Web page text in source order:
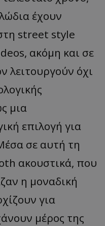
έχουν
street style
ακόμη και σε
λειτουργούν όχι
μια
επιλογή για
σε αυτή τη
ακουστικά, που
η μοναδική
για
μέρος της